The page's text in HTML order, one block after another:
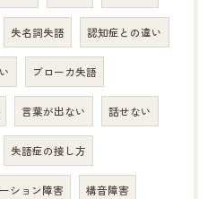
失名詞失語 認知症との違い
ブローカ失語
言葉が出ない 話せない
失語症の接し方
ション障害 構音障害